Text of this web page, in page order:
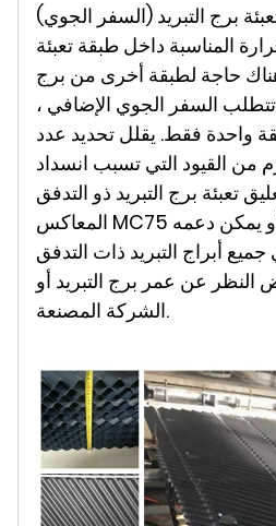
برج التبريد (السفر الجوي)
المناسبة داخل طبقة تعبئة
حاجة لطبقة أخرى من برج
تتطلب السفر الجوي الإضافي ،
واحدة فقط. يقلل تحديد عدد
من القيود التي تسبب انسداد
تعبئة برج التبريد ذو التدفق
المعاكس MC75 من الأعضاء الهيكلية أو يمكن دعمه
أبراج التبريد ذات التدفق
النظر عن عمر برج التبريد أو
الشركة المصنعة.